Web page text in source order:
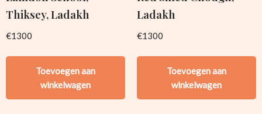
Thiksey, Ladakh
€1300
Toevoegen aan
winkelwagen
Ladakh
€1300
Toevoegen aan
winkelwagen